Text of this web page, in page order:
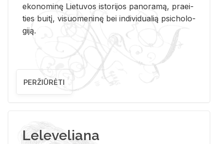
eko­no­mi­nę Lie­tu­vos is­to­ri­jos pa­no­ra­mą, pra­ei­
ties bui­tį, vi­suo­me­ni­nę bei in­di­vi­dua­lią psi­cho­lo­
gi­ją.
PERŽIŪRĖTI
Leleveliana